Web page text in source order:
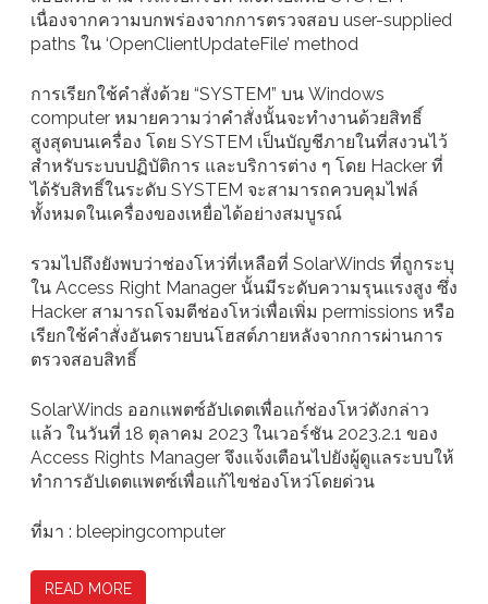
เนื่องจากความบกพร่องจากการตรวจสอบ user-supplied
paths ใน ‘OpenClientUpdateFile’ method
การเรียกใช้คำสั่งด้วย “SYSTEM” บน Windows
computer หมายความว่าคำสั่งนั้นจะทำงานด้วยสิทธิ์
สูงสุดบนเครื่อง โดย SYSTEM เป็นบัญชีภายในที่สงวนไว้
สำหรับระบบปฏิบัติการ และบริการต่าง ๆ โดย Hacker ที่
ได้รับสิทธิ์ในระดับ SYSTEM จะสามารถควบคุมไฟล์
ทั้งหมดในเครื่องของเหยื่อได้อย่างสมบูรณ์
รวมไปถึงยังพบว่าช่องโหว่ที่เหลือที่ SolarWinds ที่ถูกระบุ
ใน Access Right Manager นั้นมีระดับความรุนแรงสูง ซึ่ง
Hacker สามารถโจมตีช่องโหว่เพื่อเพิ่ม permissions หรือ
เรียกใช้คำสั่งอันตรายบนโฮสต์ภายหลังจากการผ่านการ
ตรวจสอบสิทธิ์
SolarWinds ออกแพตซ์อัปเดตเพื่อแก้ช่องโหว่ดังกล่าว
แล้ว ในวันที่ 18 ตุลาคม 2023 ในเวอร์ชัน 2023.2.1 ของ
Access Rights Manager จึงแจ้งเตือนไปยังผู้ดูแลระบบให้
ทำการอัปเดตแพตซ์เพื่อแก้ไขช่องโหว่โดยด่วน
ที่มา : bleepingcomputer
READ MORE